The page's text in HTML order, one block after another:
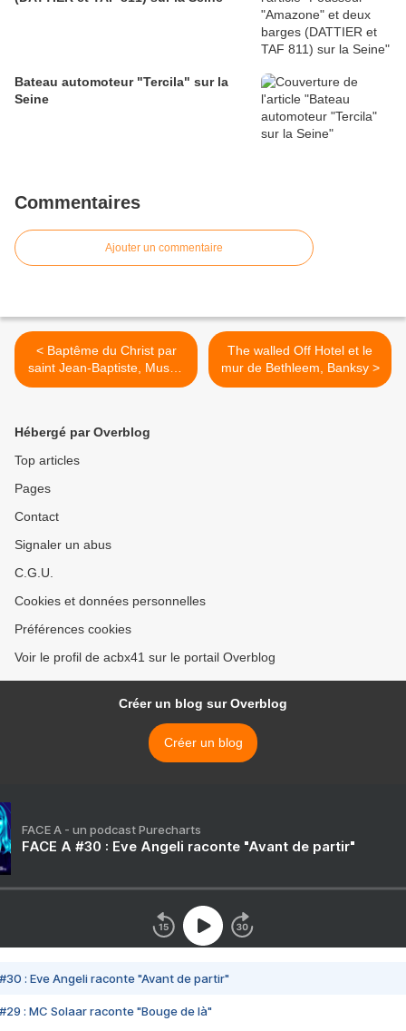
Bateau automoteur "Tercila" sur la
Seine
Commentaires
Ajouter un commentaire
< Baptême du Christ par
saint Jean-Baptiste, Musée
de Picardie
The walled Off Hotel et le
mur de Bethleem, Banksy >
Hébergé par Overblog
Top articles
Pages
Contact
Signaler un abus
C.G.U.
Cookies et données personnelles
Préférences cookies
Voir le profil de acbx41 sur le portail Overblog
Créer un blog sur Overblog
Créer un blog
FACE A - un podcast Purecharts
FACE A #30 : Eve Angeli raconte "Avant de partir"
#30 : Eve Angeli raconte "Avant de partir"
#29 : MC Solaar raconte "Bouge de là"